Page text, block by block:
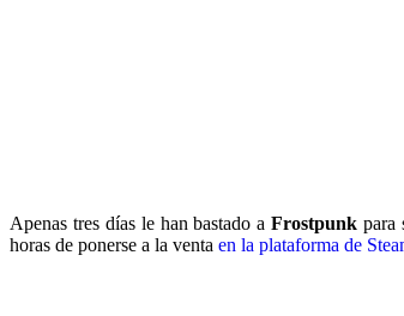
Apenas tres días le han bastado aFrostpunk para
horas de ponerse a la venta en la plataforma de